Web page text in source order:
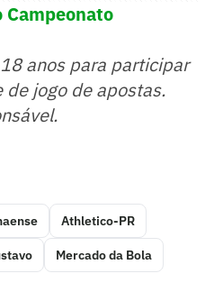
anos para participar
jogo de apostas.
Athletico-PR
Mercado da Bola